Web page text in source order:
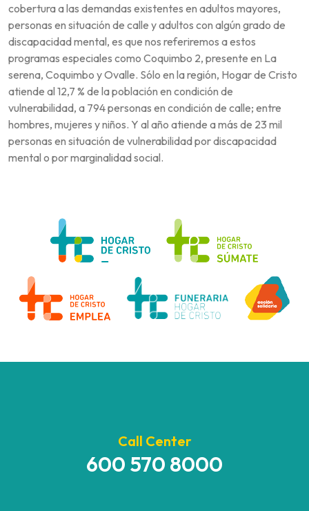
cobertura a las demandas existentes en adultos mayores,
personas en situación de calle y adultos con algún grado de
discapacidad mental, es que nos referiremos a estos
programas especiales como Coquimbo 2, presente en La
serena, Coquimbo y Ovalle. Sólo en la región, Hogar de Cristo
atiende al 12,7 % de la población en condición de
vulnerabilidad, a 794 personas en condición de calle; entre
hombres, mujeres y niños. Y al año atiende a más de 23 mil
personas en situación de vulnerabilidad por discapacidad
mental o por marginalidad social.
Call Center
600 570 8000